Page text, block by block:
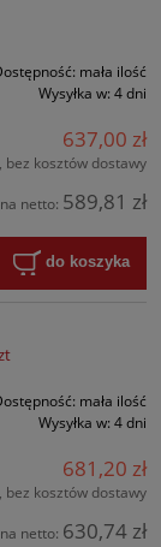
mała ilość
Wysyłka w: 4 dni
637,00 zł
bez kosztów dostawy
netto: 589,81 zł
do koszyka
mała ilość
Wysyłka w: 4 dni
681,20 zł
bez kosztów dostawy
netto: 630,74 zł